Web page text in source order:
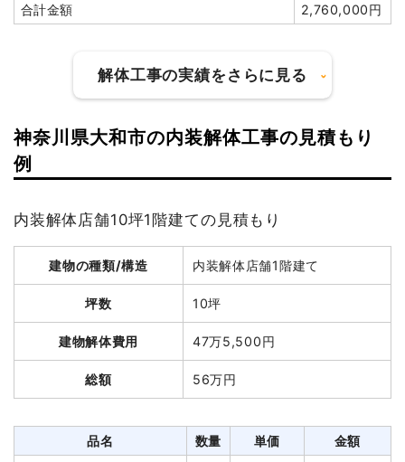
小計
1,900,000
2,052,000
建物の種類/構造 軽量鉄骨造住宅2階建て
坪数 47坪
建物解体費用 235万円
総額 540万円
品名 数量
円
合計金額
2,760,000円
解体工事の実績をさらに見る
建物解体費用 1,858万4,740円
総額 3,080万円
品名
鉄骨造マンション338坪
338坪
54,984
18,584,740
1式
750,000円
神奈川県大和市の内装解体工事の見積もり
例
内装解体店舗10坪1階建ての見積もり
建物の種類/構造 内装解体店舗1階建て
坪数 10坪
建物解体費用 47万5,500円
総額 56万円
品名 数量 単価 金額